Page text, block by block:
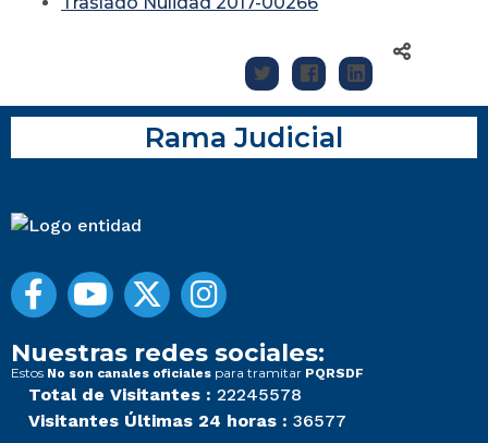
Rama Judicial
Nuestras redes sociales:
Estos No son canales oficiales para tramitar PQRSDF
Total de Visitantes : 22245578
Visitantes Últimas 24 horas : 36577